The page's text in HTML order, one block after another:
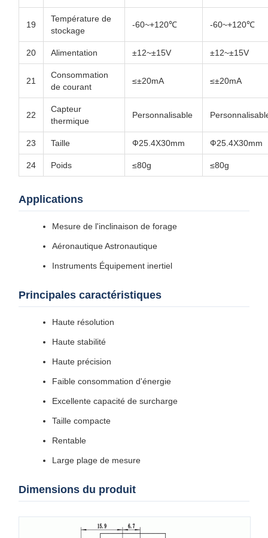
19
Température de
stockage
-60~+120℃ -60~+120℃
20 Alimentation ±12~±15V ±12~±15V
21
Consommation
de courant
≤±20mA ≤±20mA
22
Capteur
thermique
Personnalisable
23 Taille Ф25.4X30mm Ф25.4X30mm
24 Poids ≤80g ≤80g
Applications
Mesure de l'inclinaison de forage
Aéronautique Astronautique
Instruments Équipement inertiel
Principales caractéristiques
Haute résolution
Haute stabilité
Haute précision
Faible consommation d'énergie
Excellente capacité de surcharge
Taille compacte
Rentable
Large plage de mesure
Dimensions du produit